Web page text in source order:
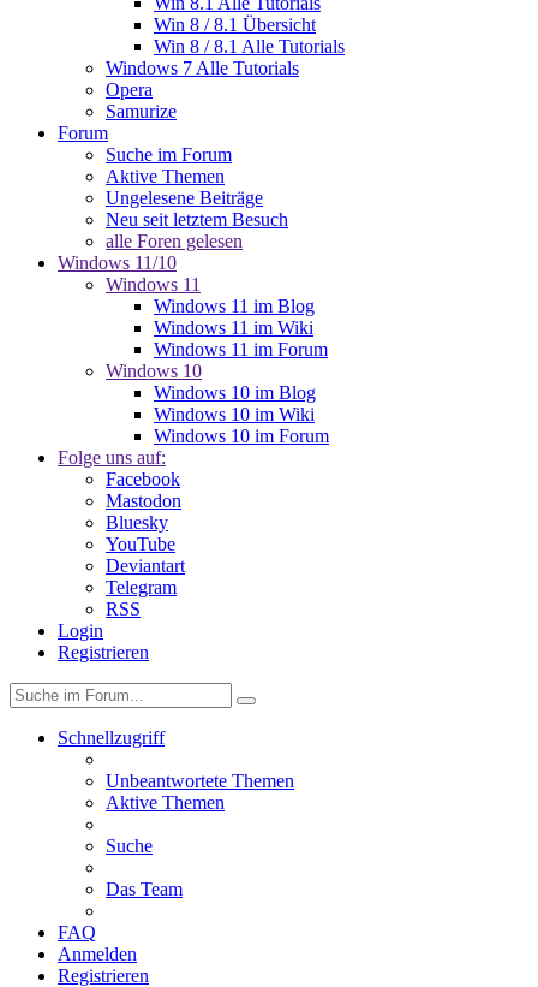
Win 8 / 8.1 Übersicht
Win 8 / 8.1 Alle Tutorials
Windows 7 Alle Tutorials
Opera
Samurize
Forum
Suche im Forum
Aktive Themen
Ungelesene Beiträge
Neu seit letztem Besuch
alle Foren gelesen
Windows 11/10
Windows 11
Windows 11 im Blog
Windows 11 im Wiki
Windows 11 im Forum
Windows 10
Windows 10 im Blog
Windows 10 im Wiki
Windows 10 im Forum
Folge uns auf:
Facebook
Mastodon
Bluesky
YouTube
Deviantart
Telegram
RSS
Login
Registrieren
Schnellzugriff
Unbeantwortete Themen
Aktive Themen
Suche
Das Team
FAQ
Anmelden
Registrieren